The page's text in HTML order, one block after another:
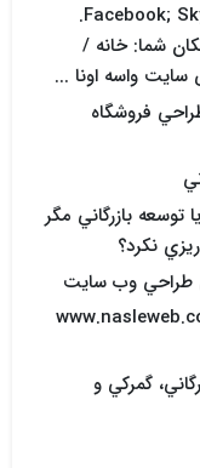
Facebook; Skype; Mail. 55373773- 09120197613.
شما: خانه /
واسه اونا ...
فروشگاه
توسعه بازرگاني مگر
نکرد؟
طراحي وب سايت
گمرکي و